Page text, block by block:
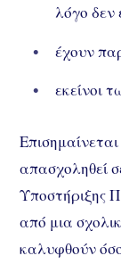
λόγο δεν
έχουν
εκείνοι
απασχοληθεί
Υποστήριξης
από μια
καλυφθούν